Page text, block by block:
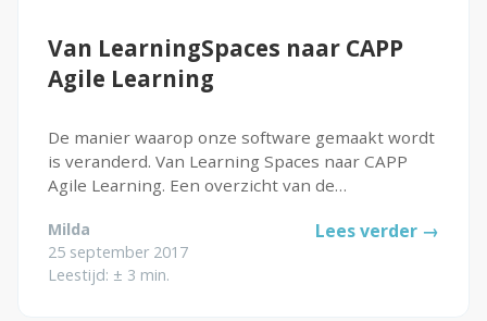
Van LearningSpaces naar CAPP
Agile Learning
De manier waarop onze software gemaakt wordt
is veranderd. Van Learning Spaces naar CAPP
Agile Learning. Een overzicht van de
Milda
25 september 2017
Leestijd: ± 3 min.
Lees verder →